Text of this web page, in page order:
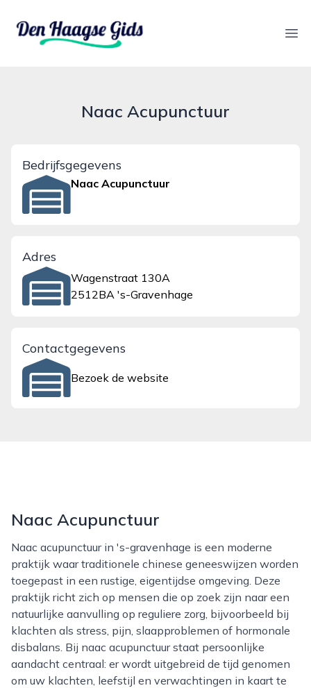
denhaagsegids.nl
Naac Acupunctuur
Bedrijfsgegevens
Naac Acupunctuur
Adres
Wagenstraat 130A
2512BA 's-Gravenhage
Contactgegevens
Bezoek de website
Naac Acupunctuur
Naac acupunctuur in 's-gravenhage is een moderne
praktijk waar traditionele chinese geneeswijzen worden
toegepast in een rustige, eigentijdse omgeving. Deze
praktijk richt zich op mensen die op zoek zijn naar een
natuurlijke aanvulling op reguliere zorg, bijvoorbeeld bij
klachten als stress, pijn, slaapproblemen of hormonale
disbalans. Bij naac acupunctuur staat persoonlijke
aandacht centraal: er wordt uitgebreid de tijd genomen
om uw klachten, leefstijl en verwachtingen in kaart te